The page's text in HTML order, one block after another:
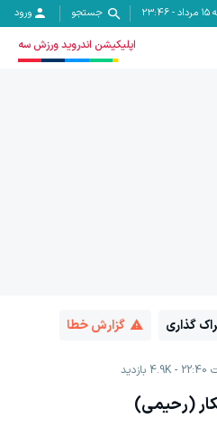
-
23:46 جستجو ورود
اپلیکیشن اندروید ورزش سه
4.9K بازدید
گذاری گزارش خطا
(رحیمی)